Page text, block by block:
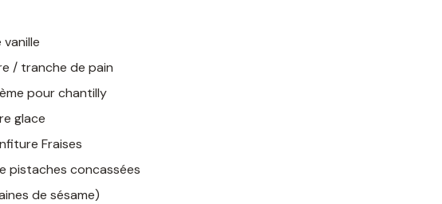
vanille
/ tranche de pain
pour chantilly
glace
Fraises
pistaches concassées
de sésame)